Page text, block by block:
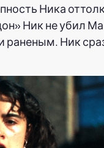
Ника
Ник не убил
раненым. Ник